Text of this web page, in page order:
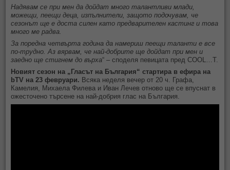
Надявам се при мен да дойдат много талантливи млади,
можещи, пеещи деца, изпълнители, защото подочувам, че
сезонът ще е доста силен като предварителен кастинг и това
много ме радва.
За поредна четвърта година да намериш пеещи таланти е все
по-трудно. Аз вярвам, че най-добрите ще дойдат при мен и
заедно ще стигнем до върха“ – споделя певицата пред COOL…T.
Новият сезон на „Гласът на България“ стартира в ефира на
bTV на 23 февруари. Всяка неделя вечер от 20 ч. Графа,
Камелия, Михаела Филева и Иван Лечев отново ще се впуснат в
ожесточено търсене на най-добрия глас на България.